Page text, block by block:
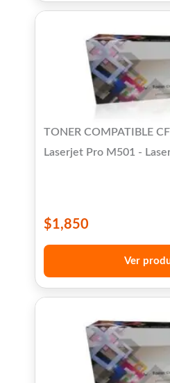
TONER COMPATIBLE
Laserjet Pro M501 -
$1,850
Ver